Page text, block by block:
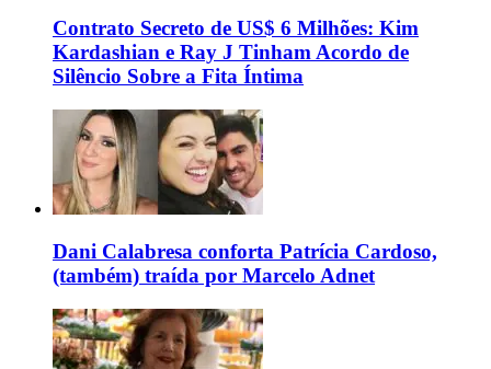
Contrato Secreto de US$ 6 Milhões: Kim
Kardashian e Ray J Tinham Acordo de
Silêncio Sobre a Fita Íntima
Dani Calabresa conforta Patrícia Cardoso,
(também) traída por Marcelo Adnet